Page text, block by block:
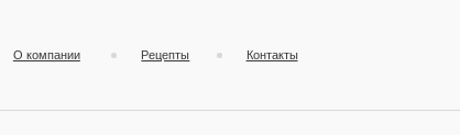
компании Рецепты